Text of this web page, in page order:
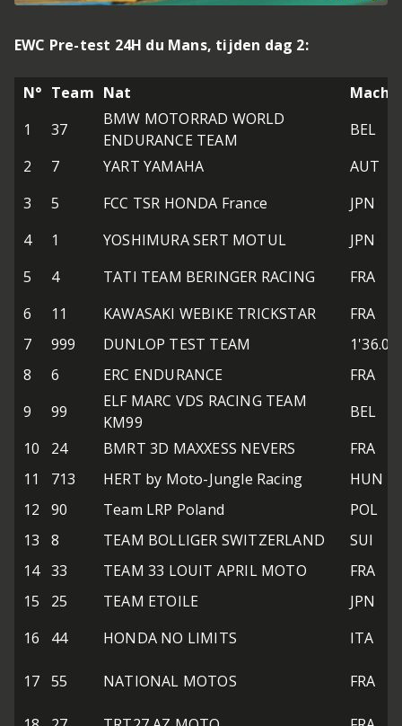
EWC Pre-test 24H du Mans, tijden dag 2:
N° Team Nat
1
37
BMW MOTORRAD WORLD
ENDURANCE TEAM
BEL
2
7 YART YAMAHA
AUT
3
5 FCC TSR HONDA France
JPN
4
1 YOSHIMURA SERT MOTUL
JPN
5
4 TATI TEAM BERINGER RACING
FRA
6
11 KAWASAKI WEBIKE TRICKSTAR
FRA
7
999 DUNLOP TEST TEAM
8
6 ERC ENDURANCE
FRA
9
99
ELF MARC VDS RACING TEAM
KM99
BEL
10
24 BMRT 3D MAXXESS NEVERS
FRA
11
713 HERT by Moto-Jungle Racing
HUN
12
90 Team LRP Poland
POL
13
8 TEAM BOLLIGER SWITZERLAND
SUI
14 33 TEAM 33 LOUIT APRIL MOTO
FRA
15
25 TEAM ETOILE
JPN
16
44 HONDA NO LIMITS ITA
17 55 NATIONAL MOTOS FRA